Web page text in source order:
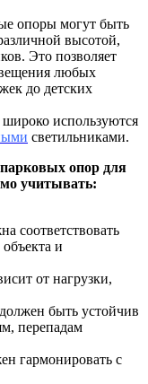
опоры могут быть
высотой,
Это позволяет
любых
до детских
используются
светильниками.
опор для
учитывать:
соответствовать
и
от нагрузки,
быть устойчив
перепадам
гармонировать с